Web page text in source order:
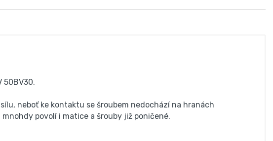
50BV30.
neboť ke kontaktu se šroubem nedochází na hranách
povolí i matice a šrouby již poničené.